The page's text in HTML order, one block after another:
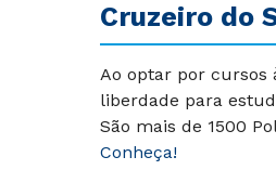
Cruzeiro do
Ao optar por cursos
liberdade para
São mais de 1500
Conheça!